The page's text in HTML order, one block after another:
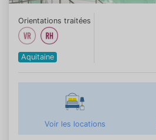
Orientations traitées
Aquitaine
Voir les locations